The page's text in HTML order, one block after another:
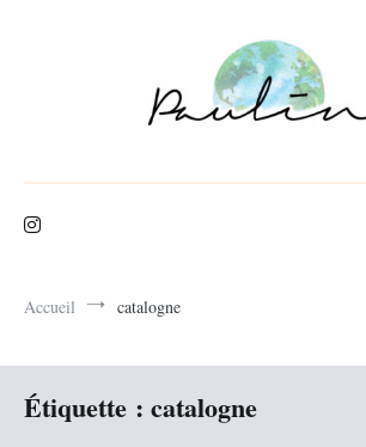
Accueil catalogne
Étiquette : catalogne